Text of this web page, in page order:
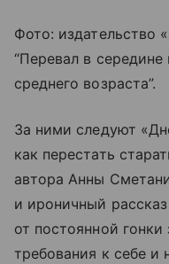
Фото: издательство
“Перевал в
среднего возраста”.
За ними следуют
как перестать
автора Анны
и ироничный
от постоянной гонки
требования к себе и